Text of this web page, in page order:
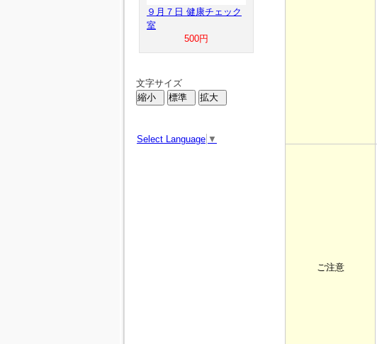
ご注意
９月７日 健康チェック
室
500円
文字サイズ
Select Language ▼